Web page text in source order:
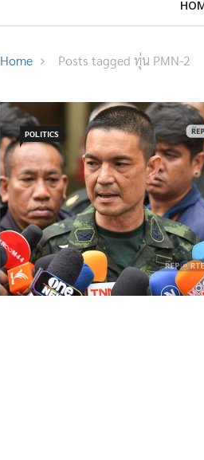
Home Posts tagged ทุ่น PMN-2
POLITICS